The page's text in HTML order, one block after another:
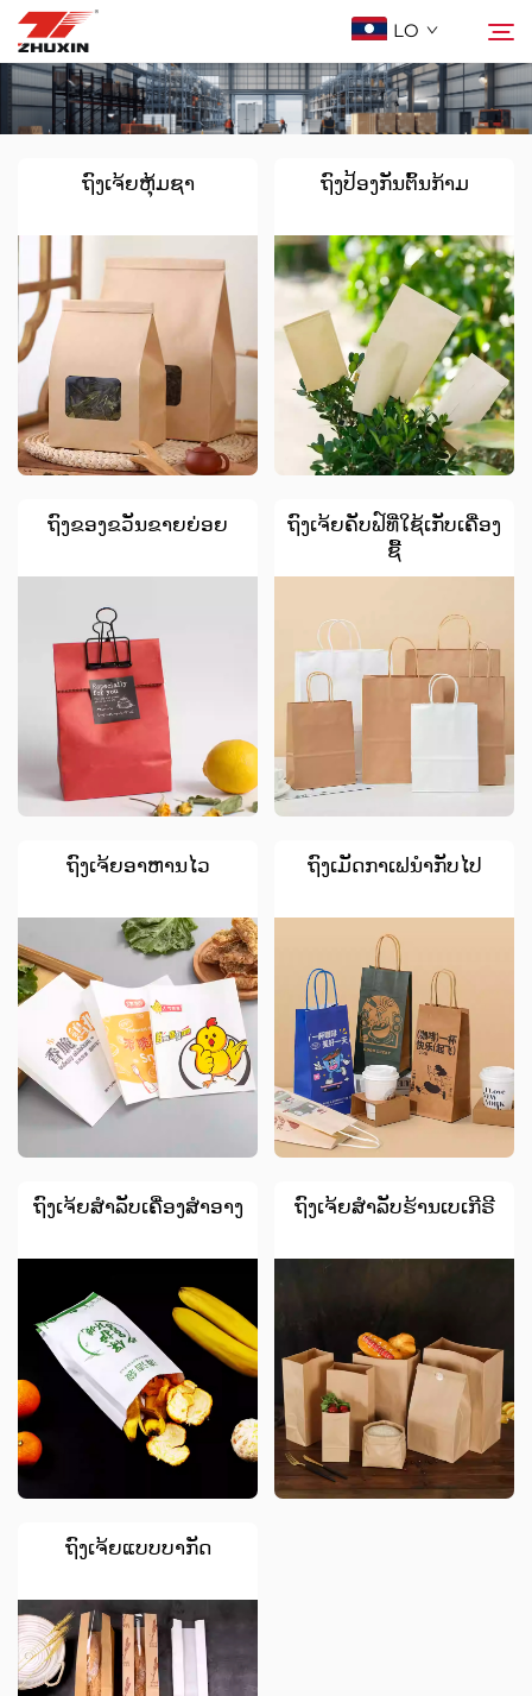
LO
ບໍລິສັດ
ຂ່າວ
ຕິດຕໍ່
คำถามที่พบบ่อย
ຄົ້ນຫາ
ຖົງເຈ້ຍຫຸ້ມຊາ ຖົງປ້ອງກັນຕົ້ນກ້າມ
ຖົງຂອງຂວັນຂາຍຍ່ອຍ
ຖົງເຈ້ຍຄັບຟ໌ທີ່ໃຊ້ເກັບເຄື່ອງ
ຊື້
ຖົງເຈ້ຍອາຫານໄວ ຖົງເມັດກາເຟນໍາກັບໄປ
ຖົງເຈ້ຍສຳລັບເຄື່ອງສຳອາງ ຖົງເຈ້ຍສໍາລັບຮ້ານເບເກີຣີ
ຖົງເຈ້ຍແບບບາກັດ